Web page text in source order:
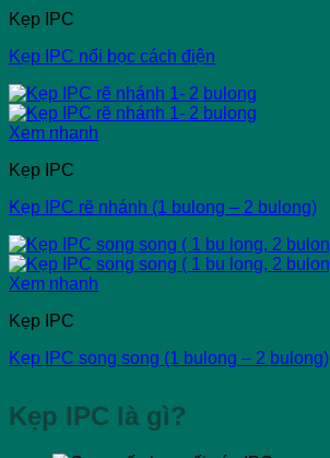
Kẹp IPC
Kẹp IPC nối bọc cách điện
Xem nhanh
Kẹp IPC
Kẹp IPC rẽ nhánh (1 bulong – 2 bulong)
Xem nhanh
Kẹp IPC
Kẹp IPC song song (1 bulong – 2 bulong)
Kẹp IPC là gì?